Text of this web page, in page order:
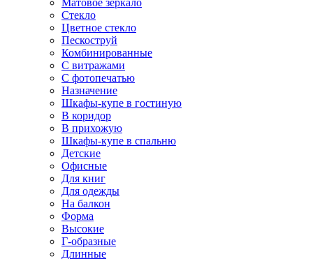
Матовое зеркало
Стекло
Цветное стекло
Пескоструй
Комбинированные
С витражами
С фотопечатью
Назначение
Шкафы-купе в гостиную
В коридор
В прихожую
Шкафы-купе в спальню
Детские
Офисные
Для книг
Для одежды
На балкон
Форма
Высокие
Г-образные
Длинные